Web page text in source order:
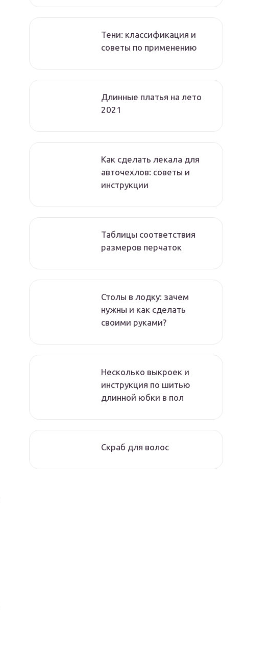
Тени: классификация и
советы по применению
Длинные платья на лето
2021
Как сделать лекала для
авточехлов: советы и
инструкции
Таблицы соответствия
размеров перчаток
Столы в лодку: зачем
нужны и как сделать
своими руками?
Несколько выкроек и
инструкция по шитью
длинной юбки в пол
Скраб для волос